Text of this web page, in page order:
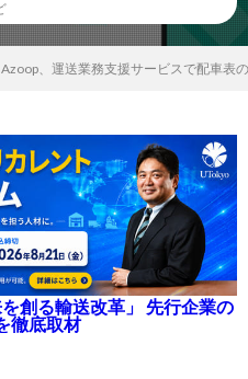
Azoop、運送業務支援サービスで配車表
創る輸送改革」 先行企業の
徹底取材